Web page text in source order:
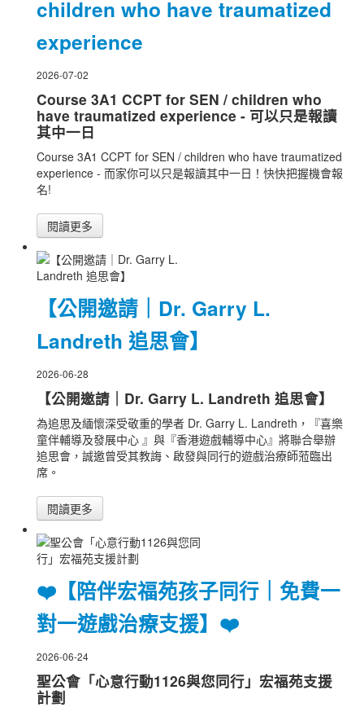
children who have traumatized
experience
2026-07-02
Course 3A1 CCPT for SEN / children who
have traumatized experience - 可以只是報讀
其中一日
Course 3A1 CCPT for SEN / children who have traumatized
experience - 而家你可以只是報讀其中一日！快快把握機會報
名!
閱讀更多
【公開邀請｜Dr. Garry L.
Landreth 追思會】
2026-06-28
【公開邀請｜Dr. Garry L. Landreth 追思會】
為追思及緬懷深受敬重的學者 Dr. Garry L. Landreth，『喜樂
童伴輔導及發展中心 』與『香港遊戲輔導中心』將聯合舉辦
追思會，誠邀曾受其教誨、啟發與同行的遊戲治療師蒞臨出
席。
閱讀更多
❤️【陪伴宏福苑孩子同行｜免費一
對一遊戲治療支援】❤️
2026-06-24
聖公會「心意行動1126與您同行」宏福苑支援
計劃